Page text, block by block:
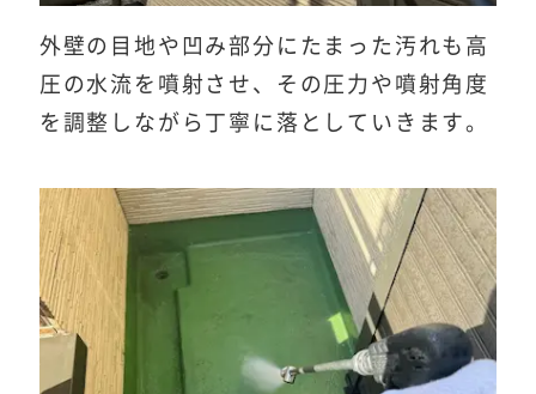
外壁の目地や凹み部分にたまった汚れも高
圧の水流を噴射させ、その圧力や噴射角度
を調整しながら丁寧に落としていきます。